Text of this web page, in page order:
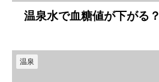
温泉水で血糖値が下がる？
温泉